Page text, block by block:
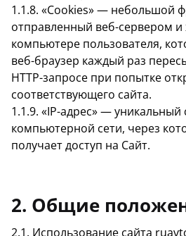
1.1.8. «Cookies» — небольшой
отправленный веб-сервером
компьютере пользователя,
веб-браузер каждый раз
HTTP-запросе при попытке
соответствующего сайта.
1.1.9. «IP-адрес» — уникальный
компьютерной сети, через
получает доступ на Сайт.
2. Общие
2.1. Использование сайта